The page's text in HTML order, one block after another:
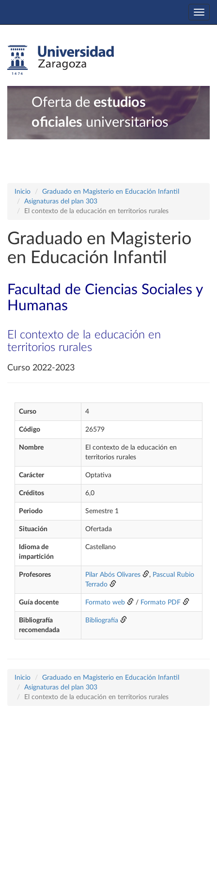
Oferta de estudios
oficiales universitarios
Inicio
Graduado en Magisterio en Educación Infantil
Asignaturas del plan 303
El contexto de la educación en territorios rurales
Graduado en Magisterio
en Educación Infantil
Facultad de Ciencias Sociales y
Humanas
El contexto de la educación en
territorios rurales
Curso 2022-2023
Curso 4
Código 26579
Nombre
El contexto de la educación en
territorios rurales
Carácter Optativa
Créditos 6,0
Periodo Semestre 1
Situación Ofertada
Idioma de
impartición
Castellano
Profesores Pilar Abós Olivares , Pascual Rubio
Terrado
Guía docente Formato web / Formato PDF
Bibliografía
recomendada
Bibliografía
Inicio
Graduado en Magisterio en Educación Infantil
Asignaturas del plan 303
El contexto de la educación en territorios rurales